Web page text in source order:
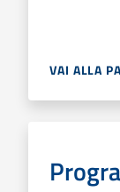
VAI ALLA